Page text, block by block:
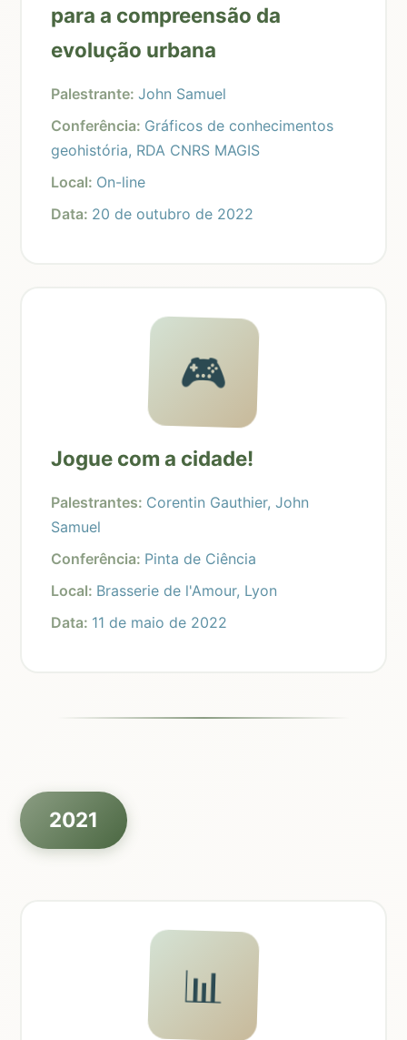
para a compreensão da
evolução urbana
Palestrante:John Samuel
Conferência: Gráficos de conhecimentos
geohistória, RDA CNRS MAGIS
Local: On-line
Data: 20 de outubro de 2022
🎮
Jogue com a cidade!
Palestrantes: Corentin Gauthier, John
Samuel
Conferência: Pinta de Ciência
Local: Brasserie de l'Amour, Lyon
Data: 11 de maio de 2022
2021
📊